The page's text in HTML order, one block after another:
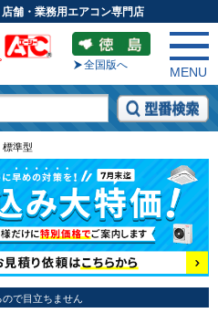
舗・業務用エアコン専門店
全国版へ
MENU
標準型
で目立ちません